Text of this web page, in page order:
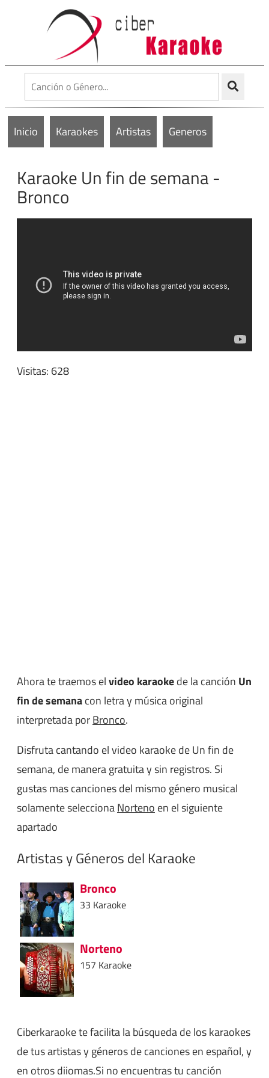
Inicio Karaokes Artistas Generos
Karaoke Un fin de semana -
Bronco
Visitas: 628
Ahora te traemos elvideo karaokede la canción Un
fin de semanacon letra y música original
interpretada porBronco.
Disfruta cantando el video karaoke de Un fin de
semana, de manera gratuita y sin registros. Si
gustas mas canciones del mismo género musical
solamente seleccionaNorteno en el siguiente
apartado
Artistas y Géneros del Karaoke
Bronco
33 Karaoke
Norteno
157 Karaoke
Ciberkaraoke te facilita la búsqueda de los karaokes
de tus artistas y géneros de canciones en español, y
en otros diiomas.Si no encuentras tu canción